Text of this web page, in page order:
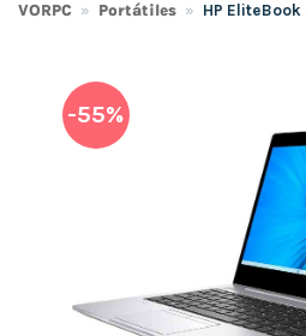
VORPC » Portátiles » HP EliteBook
-55%